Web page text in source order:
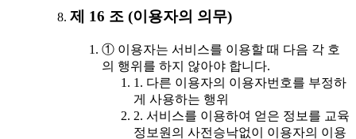
제 16 조 (이용자의 의무)
① 이용자는 서비스를 이용할 때 다음 각 호
의 행위를 하지 않아야 합니다.
1. 다른 이용자의 이용자번호를 부정하
게 사용하는 행위
2. 서비스를 이용하여 얻은 정보를 교육
정보원의 사전승낙없이 이용자의 이용